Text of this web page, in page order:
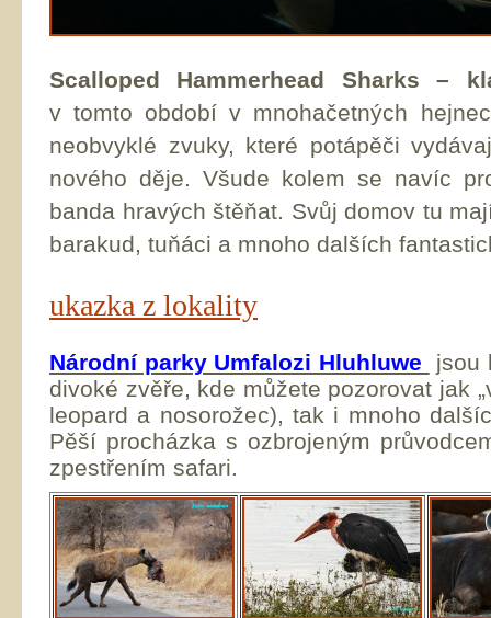
Scalloped Hammerhead Sharks –
v tomto období v mnohačetných
neobvyklé zvuky, které potápěči
nového děje. Všude kolem se navíc
banda hravých štěňat. Svůj domov tu
barakud, tuňáci a mnoho dalších
ukazka z lokality
Národní parky Umfalozi Hluhluwe
jsou
divoké zvěře, kde můžete pozorovat jak
leopard a nosorožec), tak i mnoho
Pěší procházka s ozbrojeným
zpestřením safari.